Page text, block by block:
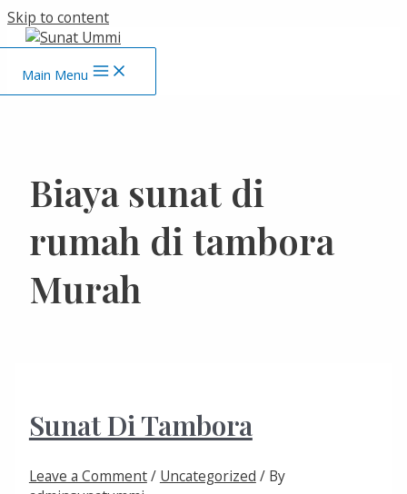
Skip to content
Main Menu
Biaya sunat di
rumah di tambora
Murah
Sunat Di Tambora
Leave a Comment/ Uncategorized / By